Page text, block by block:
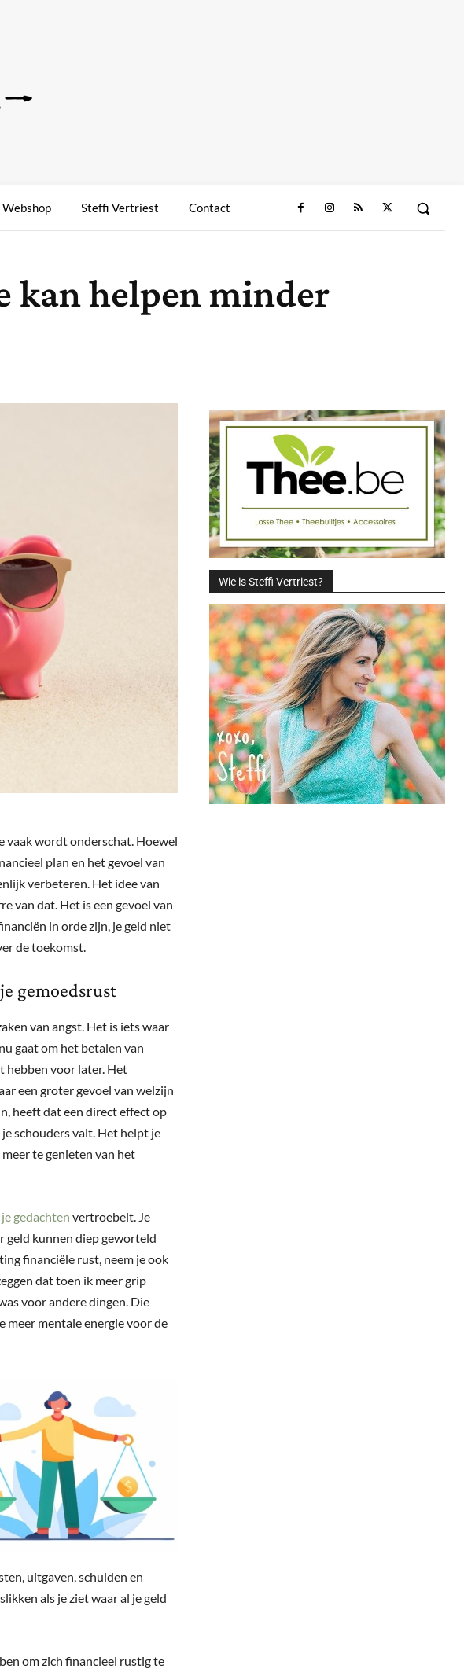
Webshop Steffi Vertriest Contact
kan helpen minder
vaak wordt onderschat. Hoewel
plan en het gevoel van
verbeteren. Het idee van
van dat. Het is een gevoel van
in orde zijn, je geld niet
de toekomst.
gemoedsrust
van angst. Het is iets waar
gaat om het betalen van
hebben voor later. Het
een groter gevoel van welzijn
heeft dat een direct effect op
schouders valt. Het helpt je
te genieten van het
je gedachten vertroebelt. Je
geld kunnen diep geworteld
financiële rust, neem je ook
dat toen ik meer grip
voor andere dingen. Die
meer mentale energie voor de
uitgaven, schulden en
als je ziet waar al je geld
om zich financieel rustig te
Wie is Steffi Vertriest?